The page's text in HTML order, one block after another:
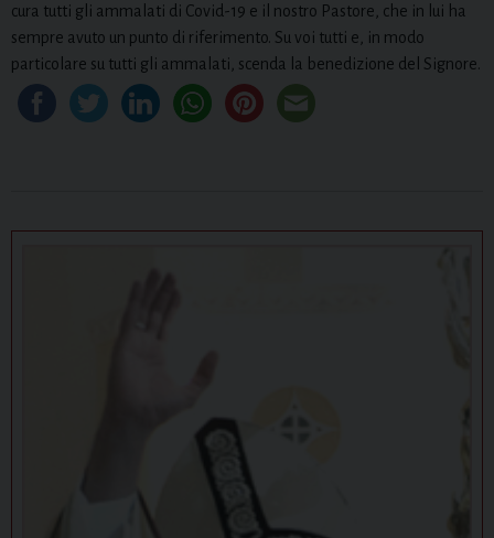
cura tutti gli ammalati di Covid-19 e il nostro Pastore, che in lui ha
sempre avuto un punto di riferimento. Su voi tutti e, in modo
particolare su tutti gli ammalati, scenda la benedizione del Signore.